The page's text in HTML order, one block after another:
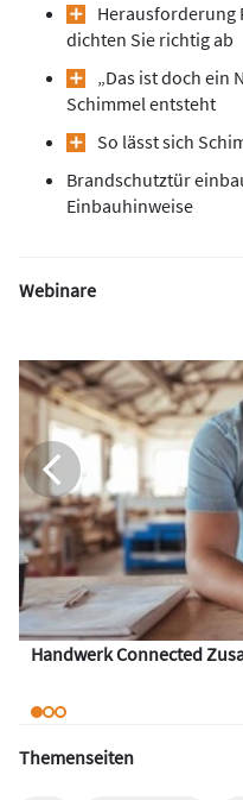
Herausforderung
dichten Sie richtig ab
„Das ist doch ein
Schimmel entsteht
So lässt sich
Brandschutztür
Einbauhinweise
Webinare
Handwerk Connected
Themenseiten